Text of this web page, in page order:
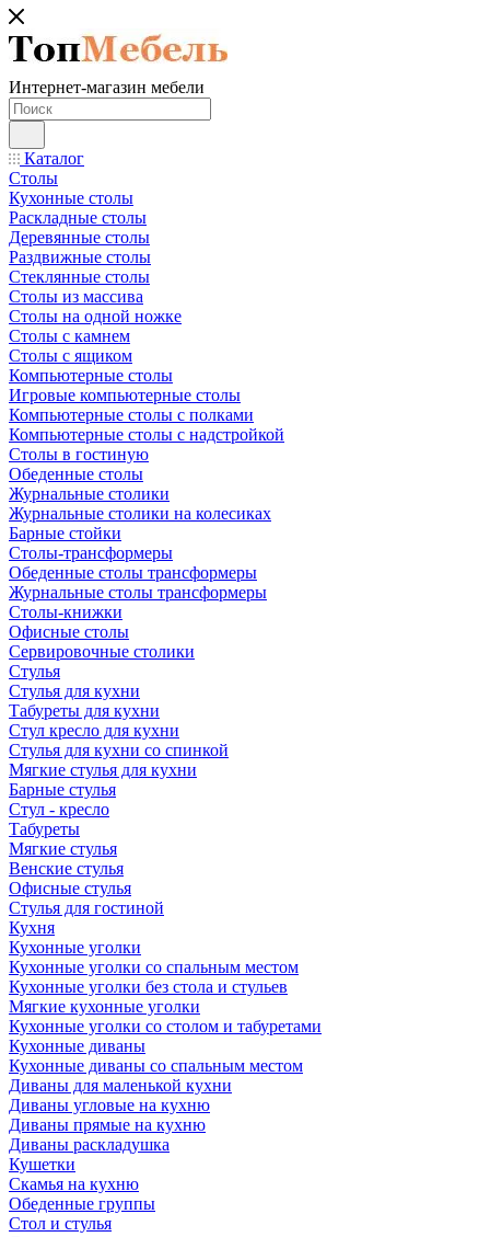
Интернет-магазин мебели
Каталог
Столы
Кухонные столы
Раскладные столы
Деревянные столы
Раздвижные столы
Стеклянные столы
Столы из массива
Столы на одной ножке
Столы с камнем
Столы с ящиком
Компьютерные столы
Игровые компьютерные столы
Компьютерные столы с полками
Компьютерные столы с надстройкой
Столы в гостиную
Обеденные столы
Журнальные столики
Журнальные столики на колесиках
Барные стойки
Столы-трансформеры
Обеденные столы трансформеры
Журнальные столы трансформеры
Столы-книжки
Офисные столы
Сервировочные столики
Стулья
Стулья для кухни
Табуреты для кухни
Стул кресло для кухни
Стулья для кухни со спинкой
Мягкие стулья для кухни
Барные стулья
Стул - кресло
Табуреты
Мягкие стулья
Венские стулья
Офисные стулья
Стулья для гостиной
Кухня
Кухонные уголки
Кухонные уголки со спальным местом
Кухонные уголки без стола и стульев
Мягкие кухонные уголки
Кухонные уголки со столом и табуретами
Кухонные диваны
Кухонные диваны со спальным местом
Диваны для маленькой кухни
Диваны угловые на кухню
Диваны прямые на кухню
Диваны раскладушка
Кушетки
Скамья на кухню
Обеденные группы
Стол и стулья